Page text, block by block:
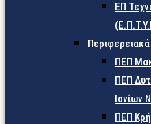
ΕΠ
ΠΕΠ
ΠΕΠ
Ιονίων
ΠΕΠ